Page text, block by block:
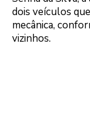
dois veículos
mecânica,
vizinhos.